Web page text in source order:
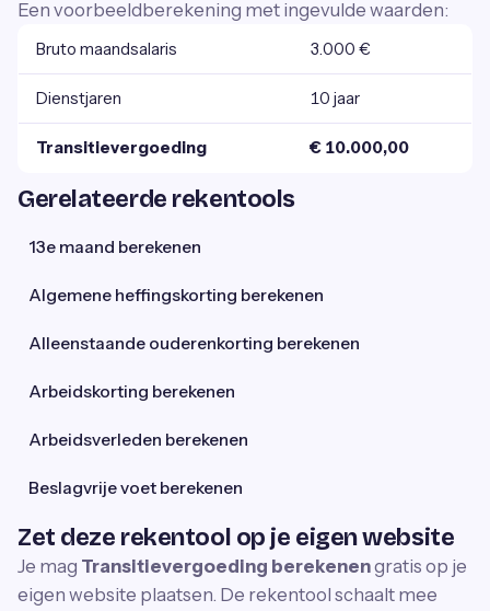
Een voorbeeldberekening met ingevulde waarden:
Bruto maandsalaris 3.000 €
Dienstjaren 10 jaar
Transitievergoeding € 10.000,00
Gerelateerde rekentools
13e maand berekenen
Algemene heffingskorting berekenen
Alleenstaande ouderenkorting berekenen
Arbeidskorting berekenen
Arbeidsverleden berekenen
Beslagvrije voet berekenen
Zet deze rekentool op je eigen website
Je mag Transitievergoeding berekenengratis op je
eigen website plaatsen. De rekentool schaalt mee